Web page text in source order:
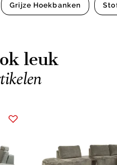
Grijze Hoekbanken
leuk